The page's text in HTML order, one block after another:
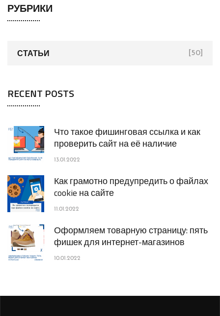
РУБРИКИ
СТАТЬИ [50]
RECENT POSTS
Что такое фишинговая ссылка и как
проверить сайт на её наличие
13.01.2022
Как грамотно предупредить о файлах
cookie на сайте
11.01.2022
Оформляем товарную страницу: пять
фишек для интернет-магазинов
10.01.2022